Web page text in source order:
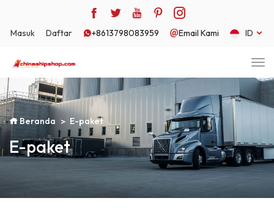
Masuk Daftar +8613798083959 Email Kami ID
Beranda E-paket
E-paket